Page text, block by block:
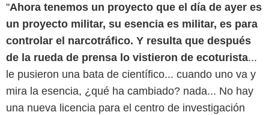
"Ahora tenemos un proyecto que el día de ayer es
un proyecto militar, su esencia es militar, es para
controlar el narcotráfico. Y resulta que después
de la rueda de prensa lo vistieron de ecoturista...
le pusieron una bata de científico... cuando uno va y
mira la esencia, ¿qué ha cambiado? nada... No hay
una nueva licencia para el centro de investigación
islagorgona.co